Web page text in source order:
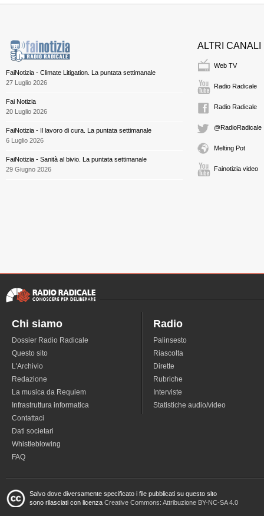
FaiNotizia - Climate Litigation. La puntata settimanale
27 Luglio 2026
Fai Notizia
20 Luglio 2026
FaiNotizia - Il lavoro di cura. La puntata settimanale
6 Luglio 2026
FaiNotizia - Sanità al bivio. La puntata settimanale
29 Giugno 2026
ALTRI CANALI
Web TV
Radio Radicale
Radio Radicale
@RadioRadicale
Melting Pot
Fainotizia video
Chi siamo
Dossier Radio Radicale
Questo sito
L'Archivio
Redazione
La musica da Requiem
Infrastruttura informatica
Contattaci
Dati societari
Whistleblowing
FAQ
Radio
Palinsesto
Riascolta
Dirette
Rubriche
Interviste
Statistiche audio/video
Salvo dove diversamente specificato i file pubblicati su questo sito
sono rilasciati con licenza Creative Commons: Attribuzione BY-NC-SA 4.0